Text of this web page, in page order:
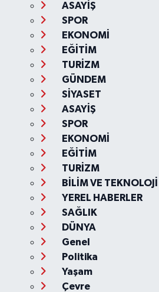
ASAYİŞ
SPOR
EKONOMİ
EĞİTİM
TURİZM
GÜNDEM
SİYASET
ASAYİŞ
SPOR
EKONOMİ
EĞİTİM
TURİZM
BİLİM VE TEKNOLOJİ
YEREL HABERLER
SAĞLIK
DÜNYA
Genel
Politika
Yaşam
Çevre